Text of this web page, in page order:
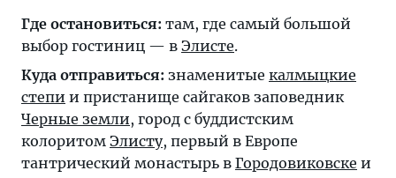
Где остановиться: там, где самый большой
выбор гостиниц — в Элисте.
Куда отправиться: знаменитые калмыцкие
степи и пристанище сайгаков заповедник
Черные земли, город с буддистским
колоритом Элисту, первый в Европе
тантрический монастырь в Городовиковске и